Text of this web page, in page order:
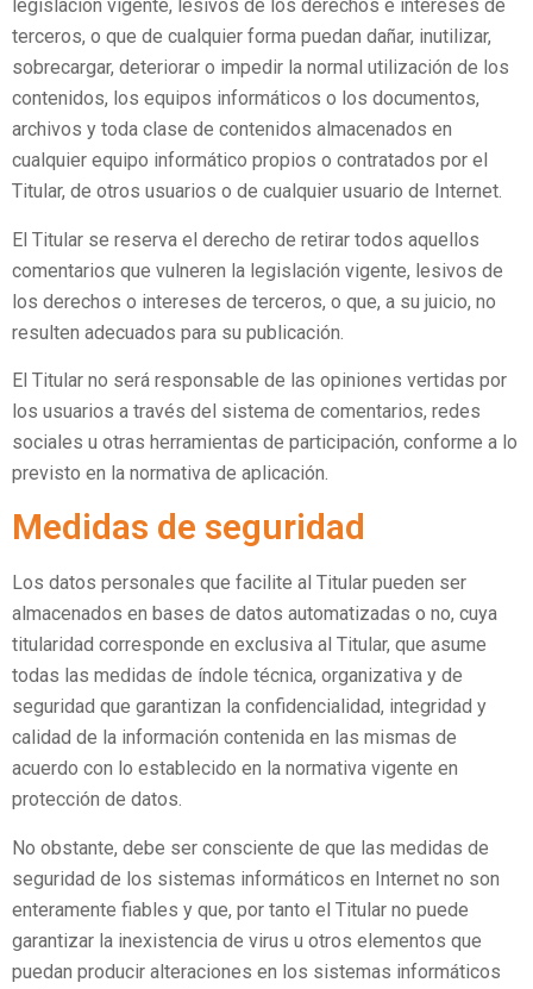
legislación vigente, lesivos de los derechos e intereses de
terceros, o que de cualquier forma puedan dañar, inutilizar,
sobrecargar, deteriorar o impedir la normal utilización de los
contenidos, los equipos informáticos o los documentos,
archivos y toda clase de contenidos almacenados en
cualquier equipo informático propios o contratados por el
Titular, de otros usuarios o de cualquier usuario de Internet.
El Titular se reserva el derecho de retirar todos aquellos
comentarios que vulneren la legislación vigente, lesivos de
los derechos o intereses de terceros, o que, a su juicio, no
resulten adecuados para su publicación.
El Titular no será responsable de las opiniones vertidas por
los usuarios a través del sistema de comentarios, redes
sociales u otras herramientas de participación, conforme a lo
previsto en la normativa de aplicación.
Medidas de seguridad
Los datos personales que facilite al Titular pueden ser
almacenados en bases de datos automatizadas o no, cuya
titularidad corresponde en exclusiva al Titular, que asume
todas las medidas de índole técnica, organizativa y de
seguridad que garantizan la confidencialidad, integridad y
calidad de la información contenida en las mismas de
acuerdo con lo establecido en la normativa vigente en
protección de datos.
No obstante, debe ser consciente de que las medidas de
seguridad de los sistemas informáticos en Internet no son
enteramente fiables y que, por tanto el Titular no puede
garantizar la inexistencia de virus u otros elementos que
puedan producir alteraciones en los sistemas informáticos